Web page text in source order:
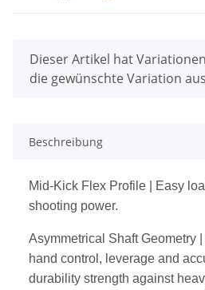
x
Dieser Artikel hat
die gewünschte Variation
Beschreibung
Mid-Kick Flex Profile | Easy
shooting power.
Asymmetrical Shaft Geometry
hand control, leverage and
durability strength against